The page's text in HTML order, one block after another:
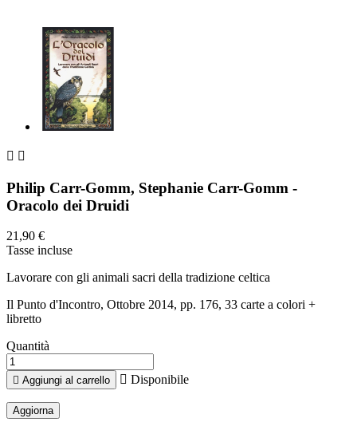
 
Philip Carr-Gomm, Stephanie Carr-Gomm -
Oracolo dei Druidi
21,90 €
Tasse incluse
Lavorare con gli animali sacri della tradizione celtica
Il Punto d'Incontro, Ottobre 2014, pp. 176, 33 carte a colori +
libretto
Quantità
 Aggiungi al carrello  Disponibile